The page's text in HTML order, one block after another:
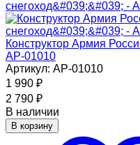
Конструктор Армия
АР-01010
Артикул: АР-01010
1 990 ₽
2 790 ₽
В наличии
В корзину